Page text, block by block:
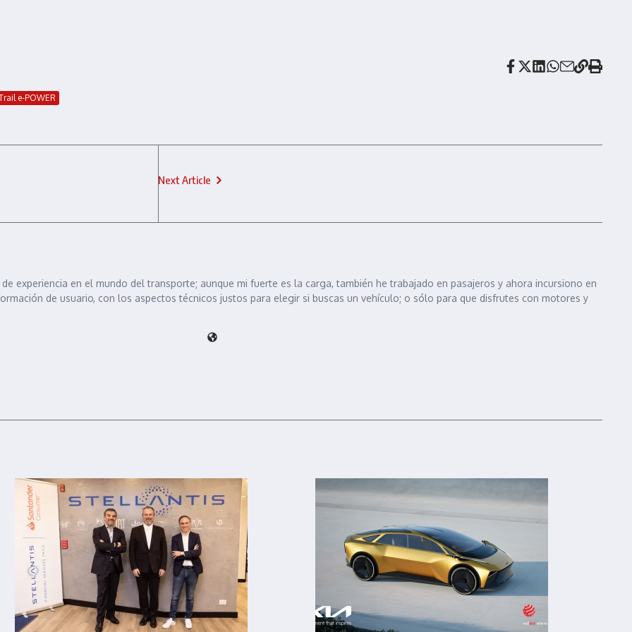
e-POWER
Next Article
experiencia en el mundo del transporte; aunque mi fuerte es la carga, también he trabajado en pasajeros y ahora incursiono en
de usuario, con los aspectos técnicos justos para elegir si buscas un vehículo; o sólo para que disfrutes con motores y